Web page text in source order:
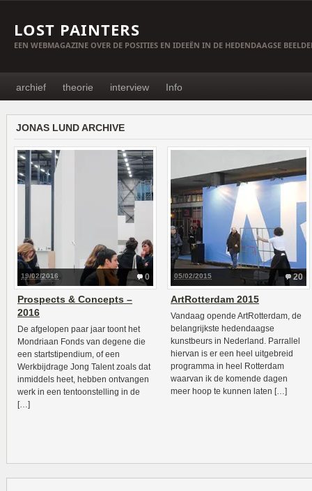
LOST PAINTERS
EEN WEBMAGAZINE OVER DE POSITIES EN IDEEËN IN DE HEDENDAAGSE
archief theorie interview Info
JONAS LUND ARCHIVE
0
19/02/2016
Prospects & Concepts –
2016
De afgelopen paar jaar toont het
Mondriaan Fonds van degene die
een startstipendium, of een
Werkbijdrage Jong Talent zoals dat
inmiddels heet, hebben ontvangen
werk in een tentoonstelling in de
[…]
20
05/02/2015
ArtRotterdam 2015
Vandaag opende ArtRotterdam, de
belangrijkste hedendaagse
kunstbeurs in Nederland. Parrallel
hiervan is er een heel uitgebreid
programma in heel Rotterdam
waarvan ik de komende dagen
meer hoop te kunnen laten […]